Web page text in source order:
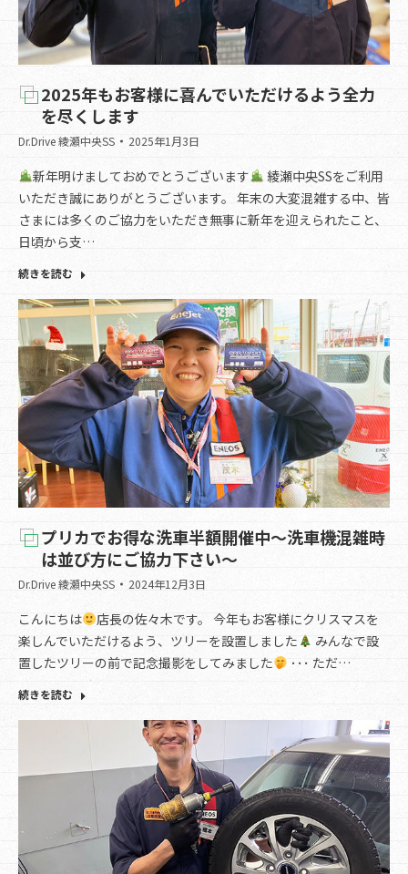
2025年もお客様に喜んでいただけるよう全力
を尽くします
Dr.Drive 綾瀬中央SS 2025年1月3日
新年明けましておめでとうございます
綾瀬中央SSをご利用
いただき誠にありがとうございます。 年末の大変混雑する中、皆
さまには多くのご協力をいただき無事に新年を迎えられたこと、
日頃から支…
続きを読む
プリカでお得な洗車半額開催中～洗車機混雑時
は並び方にご協力下さい～
Dr.Drive 綾瀬中央SS 2024年12月3日
こんにちは
店長の佐々木です。 今年もお客様にクリスマスを
楽しんでいただけるよう、ツリーを設置しました
みんなで設
置したツリーの前で記念撮影をしてみました
･･･ ただ…
続きを読む